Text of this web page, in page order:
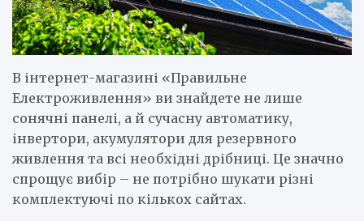
В інтернет-магазині «Правильне
Електроживлення» ви знайдете не лише
сонячні панелі, а й сучасну автоматику,
інвертори, акумулятори для резервного
живлення та всі необхідні дрібниці. Це значно
спрощує вибір – не потрібно шукати різні
комплектуючі по кількох сайтах.